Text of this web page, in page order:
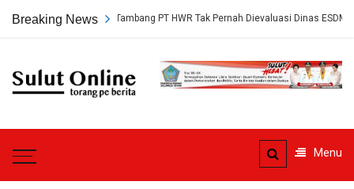
Breaking News
Persetujuan Tambang PT HWR Tak Pernah Dievaluasi Dinas ESDM
Sulut
Menu